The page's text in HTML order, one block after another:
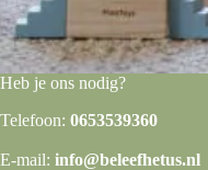
Heb je ons nodig?
Telefoon: 0653539360
E-mail: info@beleefhetus.nl